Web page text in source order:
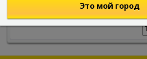
Это мой город